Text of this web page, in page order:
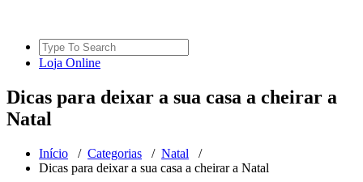
Search
for:
Loja Online
Dicas para deixar a sua casa a cheirar a
Natal
Início / Categorias / Natal /
Dicas para deixar a sua casa a cheirar a Natal